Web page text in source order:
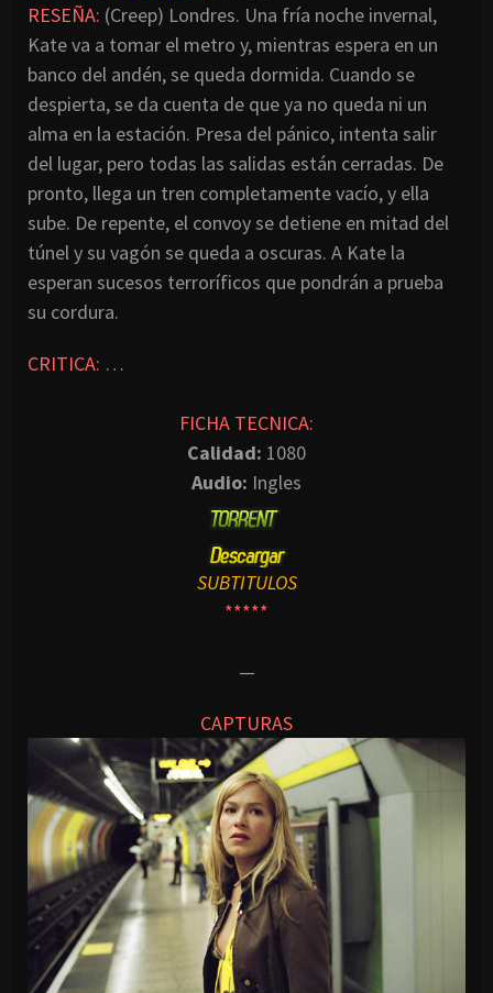
RESEÑA: (Creep) Londres. Una fría noche invernal,
Kate va a tomar el metro y, mientras espera en un
banco del andén, se queda dormida. Cuando se
despierta, se da cuenta de que ya no queda ni un
alma en la estación. Presa del pánico, intenta salir
del lugar, pero todas las salidas están cerradas. De
pronto, llega un tren completamente vacío, y ella
sube. De repente, el convoy se detiene en mitad del
túnel y su vagón se queda a oscuras. A Kate la
esperan sucesos terroríficos que pondrán a prueba
su cordura.
CRITICA: …
FICHA TECNICA:
Calidad: 1080
Audio: Ingles
SUBTITULOS
*****
—
CAPTURAS